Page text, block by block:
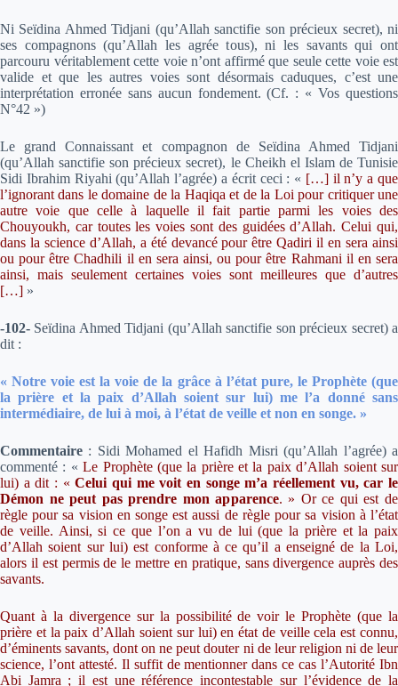
Ni Seïdina Ahmed Tidjani (qu’Allah sanctifie son précieux secret), ni
ses compagnons (qu’Allah les agrée tous), ni les savants qui ont
parcouru véritablement cette voie n’ont affirmé que seule cette voie est
valide et que les autres voies sont désormais caduques, c’est une
interprétation erronée sans aucun fondement. (Cf. : « Vos questions
N°42 »)
Le grand Connaissant et compagnon de Seïdina Ahmed Tidjani
(qu’Allah sanctifie son précieux secret), le Cheikh el Islam de Tunisie
Sidi Ibrahim Riyahi (qu’Allah l’agrée) a écrit ceci : « […] il n’y a que
l’ignorant dans le domaine de la Haqiqa et de la Loi pour critiquer une
autre voie que celle à laquelle il fait partie parmi les voies des
Chouyoukh, car toutes les voies sont des guidées d’Allah. Celui qui,
dans la science d’Allah, a été devancé pour être Qadiri il en sera ainsi
ou pour être Chadhili il en sera ainsi, ou pour être Rahmani il en sera
ainsi, mais seulement certaines voies sont meilleures que d’autres
[…] »
-102- Seïdina Ahmed Tidjani (qu’Allah sanctifie son précieux secret) a
dit :
« Notre voie est la voie de la grâce à l’état pure, le Prophète (que
la prière et la paix d’Allah soient sur lui) me l’a donné sans
intermédiaire, de lui à moi, à l’état de veille et non en songe. »
Commentaire : Sidi Mohamed el Hafidh Misri (qu’Allah l’agrée) a
commenté : « Le Prophète (que la prière et la paix d’Allah soient sur
lui) a dit : « Celui qui me voit en songe m’a réellement vu, car le
Démon ne peut pas prendre mon apparence. » Or ce qui est de
règle pour sa vision en songe est aussi de règle pour sa vision à l’état
de veille. Ainsi, si ce que l’on a vu de lui (que la prière et la paix
d’Allah soient sur lui) est conforme à ce qu’il a enseigné de la Loi,
alors il est permis de le mettre en pratique, sans divergence auprès des
savants.
Quant à la divergence sur la possibilité de voir le Prophète (que la
prière et la paix d’Allah soient sur lui) en état de veille cela est connu,
d’éminents savants, dont on ne peut douter ni de leur religion ni de leur
science, l’ont attesté. Il suffit de mentionner dans ce cas l’Autorité Ibn
Abi Jamra ; il est une référence incontestable sur l’évidence de la